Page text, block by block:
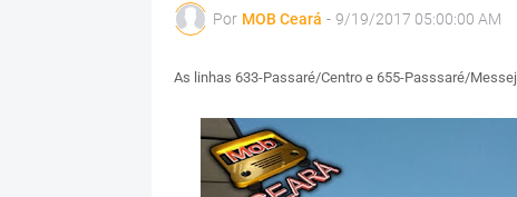
Por MOB Ceará - 9/19/2017 05:00:00 AM
As linhas 633-Passaré/Centro e 655-Passsaré/